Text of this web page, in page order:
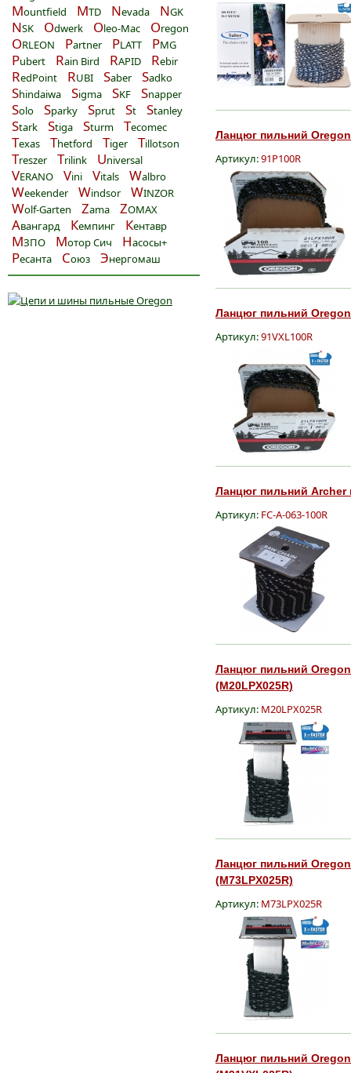
Mountfield MTD Nevada NGK
NSK Odwerk Oleo-Mac Oregon
ORLEON Partner PLATT PMG
Pubert Rain Bird RAPID Rebir
RedPoint RUBI Saber Sadko
Shindaiwa Sigma SKF Snapper
Solo Sparky Sprut St Stanley
Stark Stiga Sturm Tecomec
Texas Thetford Tiger Tillotson
Treszer Trilink Universal
VERANO Vini Vitals Walbro
Weekender Windsor WINZOR
Wolf-Garten Zama ZOMAX
Авангард Кемпинг Кентавр
МЗПО Мотор Сич Насосы+
Ресанта Союз Энергомаш
Ланцюг пильний Oregon
Артикул:91P100R
Ланцюг пильний Oregon
Артикул:91VXL100R
Ланцюг пильний Archer
Артикул: FC-A-063-100R
Ланцюг пильний
(M20LPX025R)
Артикул: M20LPX025R
Ланцюг пильний
(M73LPX025R)
Артикул: M73LPX025R
Ланцюг пильний